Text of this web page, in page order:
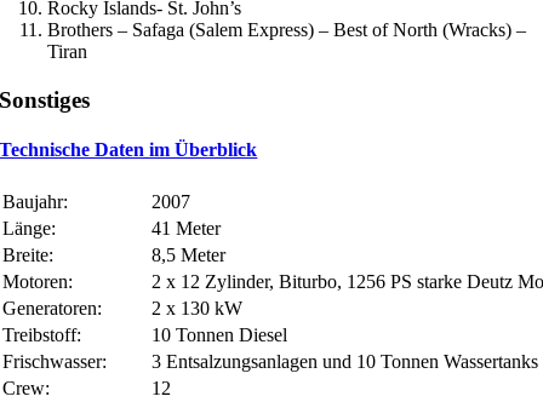
Rocky Islands- St. John’s
Brothers – Safaga (Salem Express) – Best of North (Wracks) –
Tiran
Sonstiges
Technische Daten im Überblick
Baujahr:
2007
Länge:
41 Meter
Breite:
8,5 Meter
Motoren:
2 x 12 Zylinder, Biturbo, 1256 PS starke Deutz
Generatoren:
2 x 130 kW
Treibstoff:
10 Tonnen Diesel
Frischwasser:
3 Entsalzungsanlagen und 10 Tonnen Wassertanks
Crew:
12